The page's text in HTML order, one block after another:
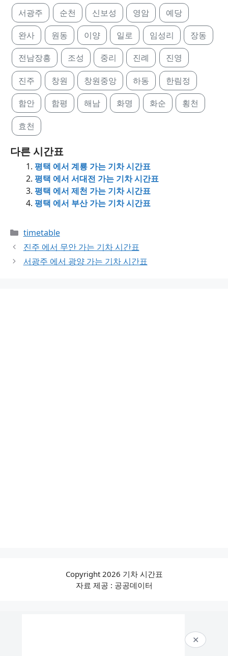
서광주 순천 신보성 영암 예당
완사 원동 이양 일로 임성리 장동
전남장흥 조성 중리 진례 진영
진주 창원 창원중앙 하동 한림정
함안 함평 해남 화명 화순 횡천
효천
다른 시간표
평택 에서 계룡 가는 기차 시간표
평택 에서 서대전 가는 기차 시간표
평택 에서 제천 가는 기차 시간표
평택 에서 부산 가는 기차 시간표
Categories
timetable
진주 에서 무안 가는 기차 시간표
서광주 에서 광양 가는 기차 시간표
Copyright 2026 기차 시간표
자료 제공 : 공공데이터
✕